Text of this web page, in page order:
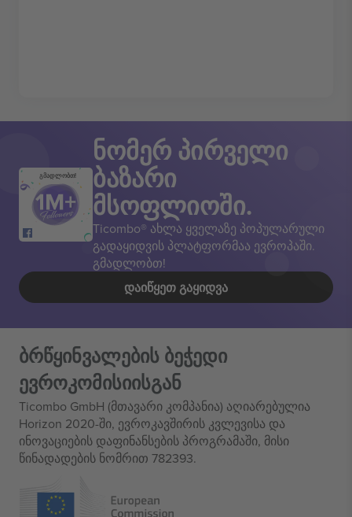
გმადლობთ!
ნომერ პირველი
ბაზარი
მსოფლიოში.
Ticombo® ახლა ყველაზე პოპულარული
გადაყიდვის პლატფორმაა ევროპაში.
გმადლობთ!
ᲓᲐᲘᲬᲧᲔᲗ ᲒᲐᲧᲘᲓᲕᲐ
ბრწყინვალების ბეჭედი
ევროკომისიისგან
Ticombo GmbH (მთავარი კომპანია) აღიარებულია
Horizon 2020-ში, ევროკავშირის კვლევისა და
ინოვაციების დაფინანსების პროგრამაში, მისი
წინადადების ნომრით 782393.